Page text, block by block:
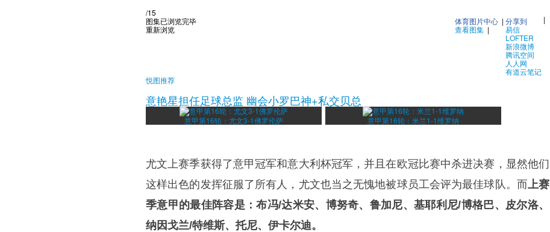
/15
|
分享到
易信
LOFTER
新浪微博
腾讯空间
人人网
有道云笔记
体育图片中心 |
查看图集 |
图集已浏览完毕
重新浏览
悦图推荐
意艳星担任足球总监 幽会小罗巴神+私交贝总
意甲第16轮：尤文3-1佛罗伦萨 意甲第16轮：米兰1-1维罗纳
尤文上赛季获得了意甲冠军和意大利杯冠军，并且在欧冠比赛中杀进决赛，显然他们
这样出色的发挥征服了所有人，尤文也当之无愧地被球员工会评为最佳球队。而上赛
季意甲的最佳阵容是：布冯/达米安、博努奇、鲁加尼、基耶利尼/博格巴、皮尔洛、
纳因戈兰/特维斯、托尼、伊卡尔迪。